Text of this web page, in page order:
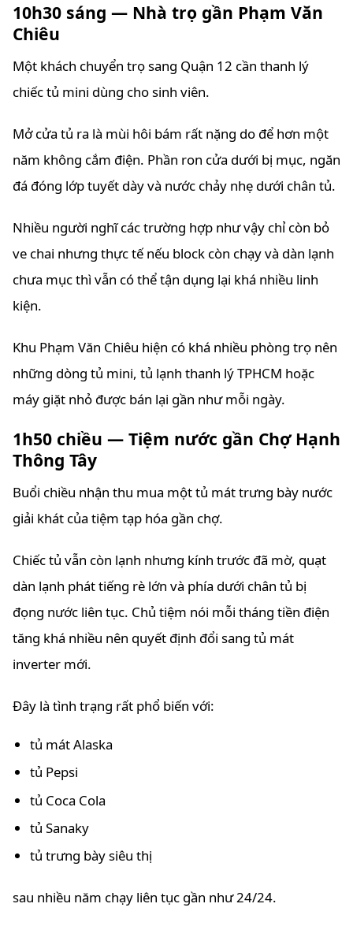
10h30 sáng — Nhà trọ gần Phạm Văn
Chiêu
Một khách chuyển trọ sang Quận 12 cần thanh lý
chiếc tủ mini dùng cho sinh viên.
Mở cửa tủ ra là mùi hôi bám rất nặng do để hơn một
năm không cắm điện. Phần ron cửa dưới bị mục, ngăn
đá đóng lớp tuyết dày và nước chảy nhẹ dưới chân tủ.
Nhiều người nghĩ các trường hợp như vậy chỉ còn bỏ
ve chai nhưng thực tế nếu block còn chạy và dàn lạnh
chưa mục thì vẫn có thể tận dụng lại khá nhiều linh
kiện.
Khu Phạm Văn Chiêu hiện có khá nhiều phòng trọ nên
những dòng tủ mini, tủ lạnh thanh lý TPHCM hoặc
máy giặt nhỏ được bán lại gần như mỗi ngày.
1h50 chiều — Tiệm nước gần Chợ Hạnh
Thông Tây
Buổi chiều nhận thu mua một tủ mát trưng bày nước
giải khát của tiệm tạp hóa gần chợ.
Chiếc tủ vẫn còn lạnh nhưng kính trước đã mờ, quạt
dàn lạnh phát tiếng rè lớn và phía dưới chân tủ bị
đọng nước liên tục. Chủ tiệm nói mỗi tháng tiền điện
tăng khá nhiều nên quyết định đổi sang tủ mát
inverter mới.
Đây là tình trạng rất phổ biến với:
tủ mát Alaska
tủ Pepsi
tủ Coca Cola
tủ Sanaky
tủ trưng bày siêu thị
sau nhiều năm chạy liên tục gần như 24/24.